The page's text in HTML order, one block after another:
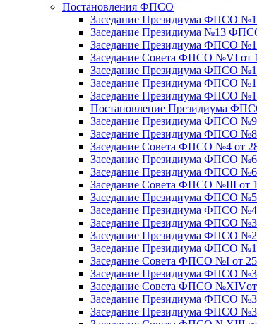
Постановления ФПСО
Заседание Президиума ФПСО
Заседание Президиума №13
Заседание Президиума ФПСО
Заседание Совета ФПСО №VI от
Заседание Президиума ФПСО
Заседание Президиума ФПСО №11
Заседание Президиума ФПСО №10
Постановление Президиума
Заседание Президиума ФПСО №9
Заседание Президиума ФПСО №8
Заседание Совета ФПСО №4 от 28
Заседание Президиума ФПСО №6
Заседание Президиума ФПСО №6
Заседание Совета ФПСО №III от
Заседание Президиума ФПСО №5
Заседание Президиума ФПСО №4
Заседание Президиума ФПСО №3
Заседание Президиума ФПСО №2
Заседание Президиума ФПСО №1
Заседание Совета ФПСО №I от 25
Заседание Президиума ФПСО
Заседание Совета ФПСО №XIVот
Заседание Президиума ФПСО
Заседание Президиума ФПСО